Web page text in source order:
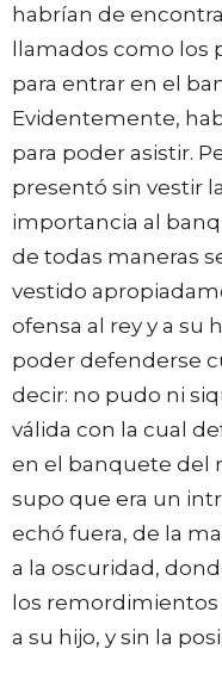
habrían de
llamados como los
para entrar en el
Evidentemente,
para poder asistir.
presentó sin vestir
importancia al
de todas maneras
vestido
ofensa al rey y a su
poder defenderse
decir: no pudo ni
válida con la cual
en el banquete del
supo que era un
echó fuera, de la
a la oscuridad,
los remordimientos
a su hijo, y sin la